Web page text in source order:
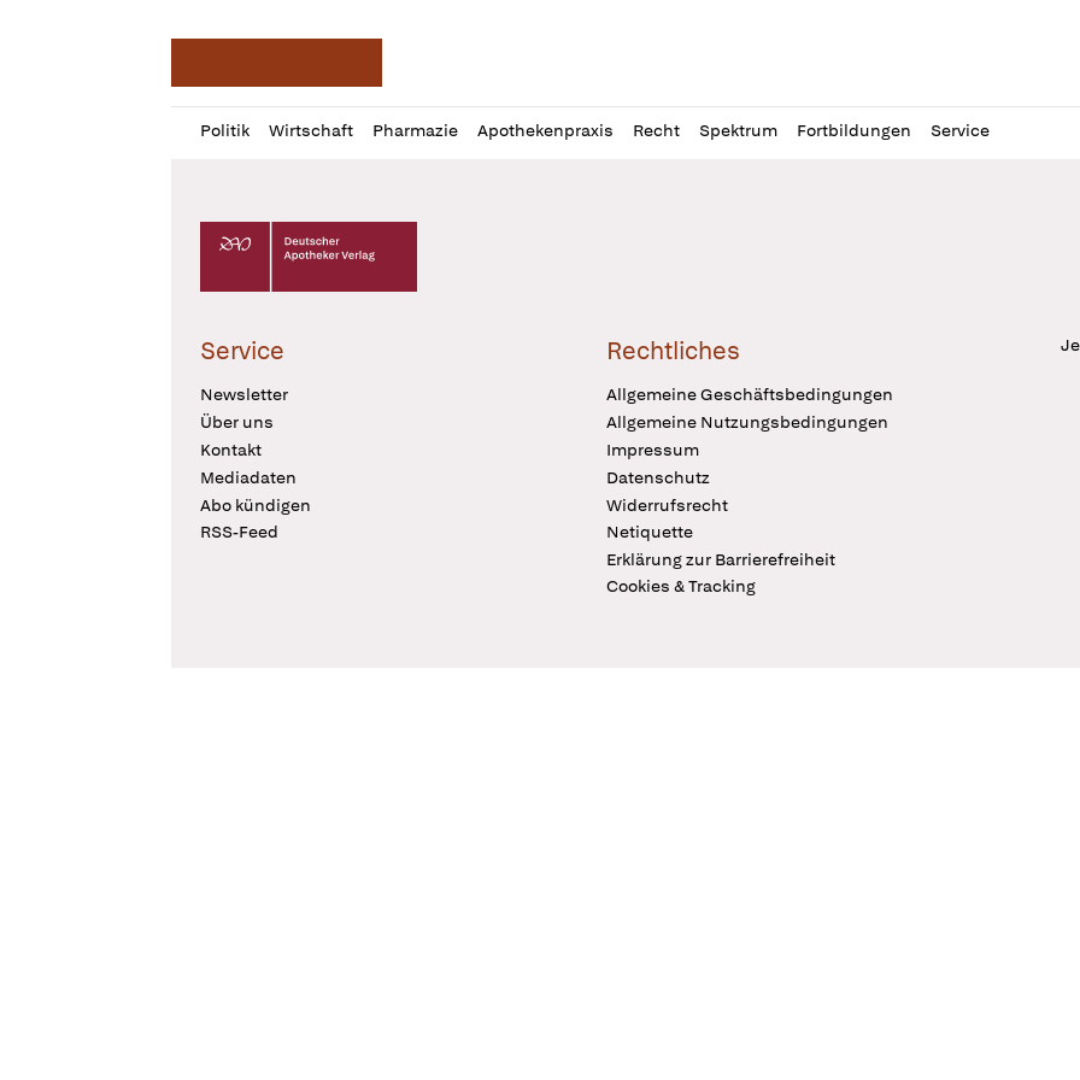
Politik Wirtschaft Pharmazie Apothekenpraxis Recht Spektrum Fortbildungen Service
Profil
öffnen
Daz
Pur
Deutscher Apotheker Verlag Logo
Service
Newsletter
Über uns
Kontakt
Mediadaten
Abo kündigen
RSS-Feed
Rechtliches
Allgemeine Geschäftsbedingungen
Allgemeine Nutzungsbedingungen
Impressum
Datenschutz
Widerrufsrecht
Netiquette
Erklärung zur Barrierefreiheit
Cookies & Tracking